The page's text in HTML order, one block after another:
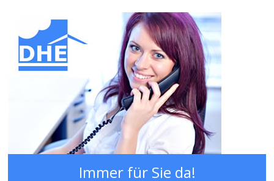
Immer für Sie da!